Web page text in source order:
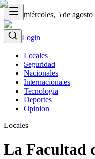
miércoles, 5 de agosto
Login
Locales
Seguridad
Nacionales
Internacionales
Tecnologia
Deportes
Opinion
Locales
La Facultad